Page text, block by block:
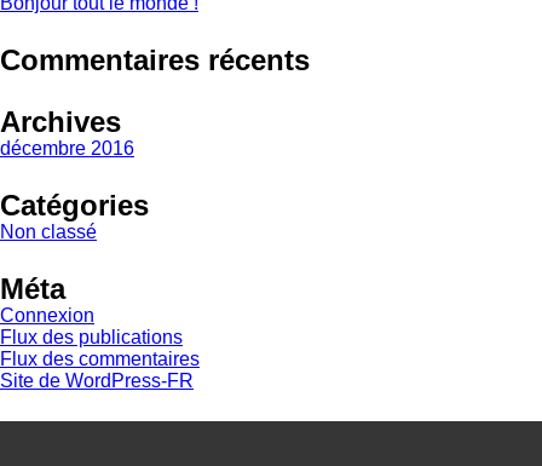
Commentaires récents
Archives
décembre 2016
Catégories
Non classé
Méta
Connexion
Flux des publications
Flux des commentaires
Site de WordPress-FR